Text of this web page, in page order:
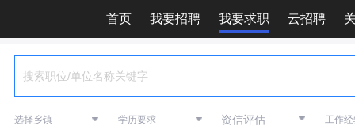
首页 我要招聘 我要求职 云招聘
资信评估